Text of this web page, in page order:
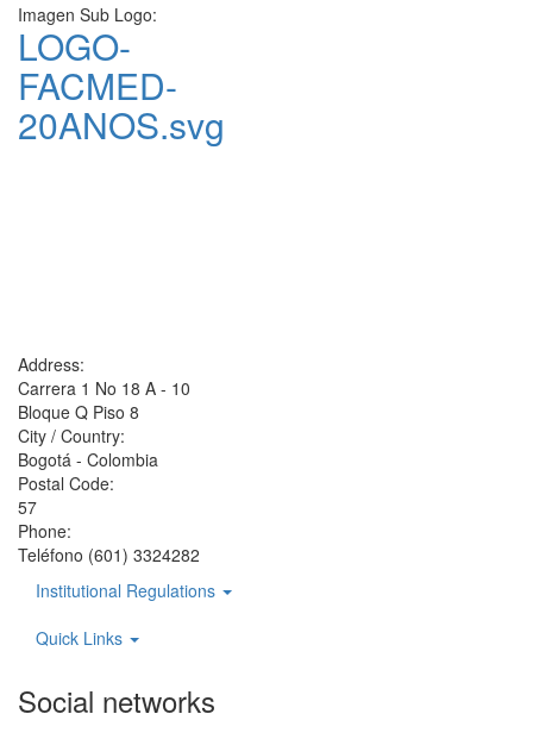
Imagen Sub Logo:
LOGO-
FACMED-
20ANOS.svg
Address:
Carrera 1 No 18 A - 10
Bloque Q Piso 8
City / Country:
Bogotá - Colombia
Postal Code:
57
Phone:
Teléfono (601) 3324282
Institutional Regulations
Quick Links
Social networks